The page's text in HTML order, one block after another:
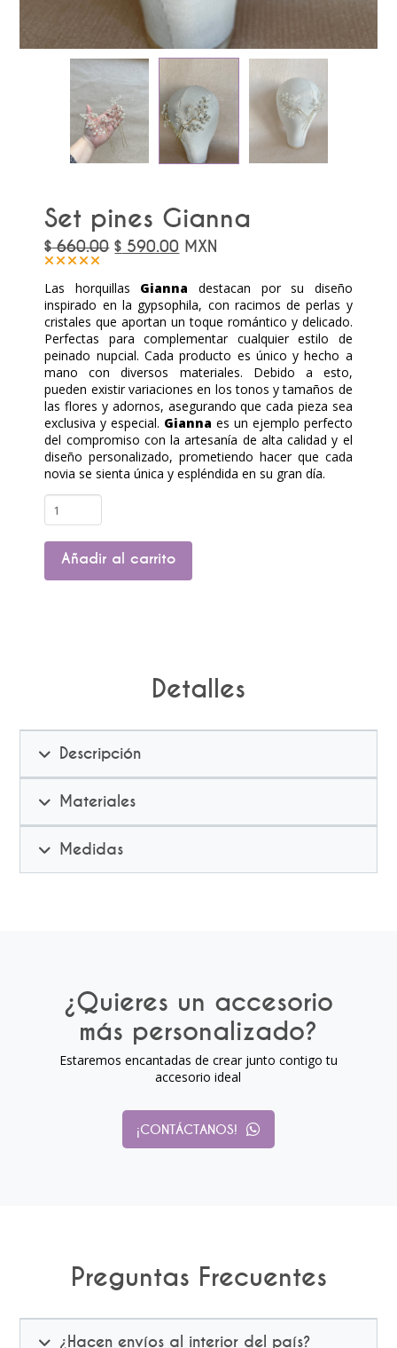
Set pines Gianna
$660.00 Original
$
660.00.
$ 590.00 Current
$
590.00.
MXN
Las horquillas Gianna destacan por su diseño
inspirado en la gypsophila, con racimos de perlas y
cristales que aportan un toque romántico y delicado.
Perfectas para complementar cualquier estilo de
peinado nupcial. Cada producto es único y hecho a
mano con diversos materiales. Debido a esto,
pueden existir variaciones en los tonos y tamaños de
las flores y adornos, asegurando que cada pieza sea
exclusiva y especial. Gianna es un ejemplo perfecto
del compromiso con la artesanía de alta calidad y el
diseño personalizado, prometiendo hacer que cada
novia se sienta única y espléndida en su gran día.
Set
pines
Gianna
cantidad
Añadir al carrito
Detalles
Descripción
Materiales
Medidas
¿Quieres un accesorio
más personalizado?
Estaremos encantadas de crear junto contigo tu
accesorio ideal
¡CONTÁCTANOS!
Preguntas Frecuentes
¿Hacen envíos al interior del país?